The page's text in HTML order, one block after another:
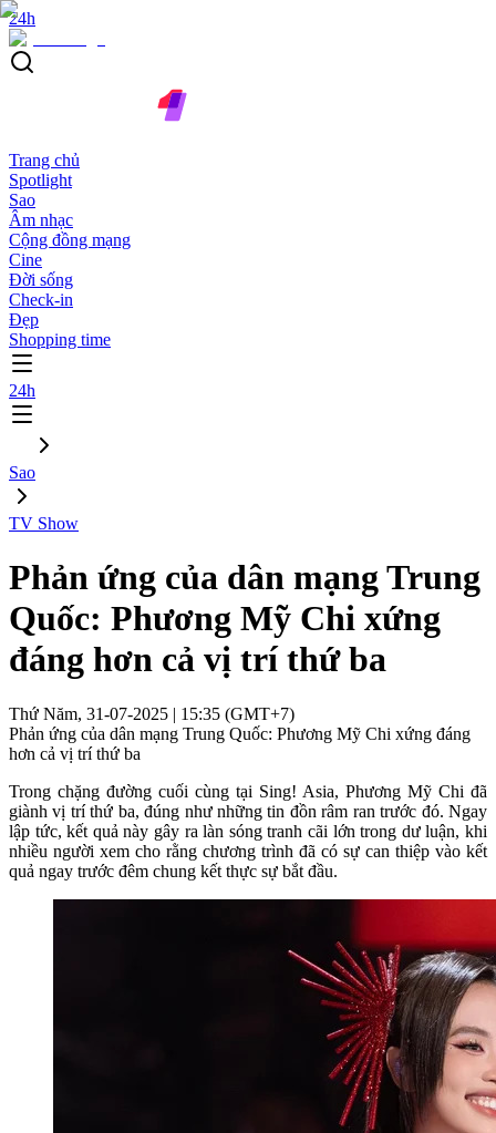
24h
Trang chủ
Spotlight
Sao
Âm nhạc
Cộng đồng mạng
Cine
Đời sống
Check-in
Đẹp
Shopping time
24h
Sao
TV Show
Phản ứng của dân mạng Trung
Quốc: Phương Mỹ Chi xứng
đáng hơn cả vị trí thứ ba
Thứ Năm, 31-07-2025 | 15:35 (GMT+7)
Phản ứng của dân mạng Trung Quốc: Phương Mỹ Chi xứng đáng
hơn cả vị trí thứ ba
Trong chặng đường cuối cùng tại Sing! Asia, Phương Mỹ Chi đã
giành vị trí thứ ba, đúng như những tin đồn râm ran trước đó. Ngay
lập tức, kết quả này gây ra làn sóng tranh cãi lớn trong dư luận, khi
nhiều người xem cho rằng chương trình đã có sự can thiệp vào kết
quả ngay trước đêm chung kết thực sự bắt đầu.